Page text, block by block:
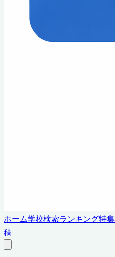
ホーム学校検索ランキング特集
稿